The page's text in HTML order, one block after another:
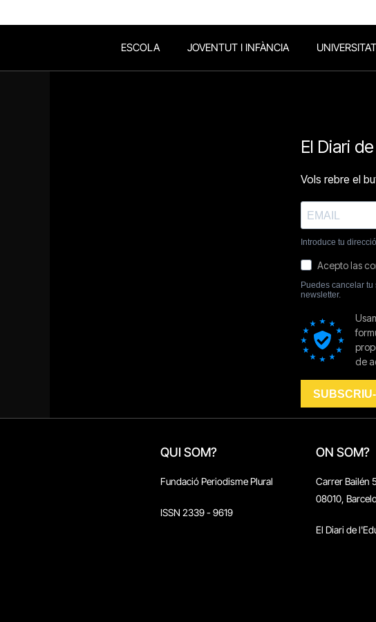
ESCOLA JOVENTUT I INFÀNCIA UNIVERSITAT
QUI SOM?
Fundació Periodisme Plural
ISSN 2339 - 9619
ON SOM?
Carrer Bailén
08010,
El Diari de